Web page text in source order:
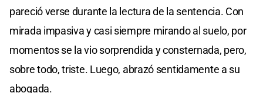
pareció verse durante la lectura de la sentencia. Con
mirada impasiva y casi siempre mirando al suelo, por
momentos se la vio sorprendida y consternada, pero,
sobre todo, triste. Luego, abrazó sentidamente a su
abogada.